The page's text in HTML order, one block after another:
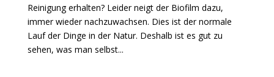
Reinigung erhalten? Leider neigt der Biofilm dazu,
immer wieder nachzuwachsen. Dies ist der normale
Lauf der Dinge in der Natur. Deshalb ist es gut zu
sehen, was man selbst...